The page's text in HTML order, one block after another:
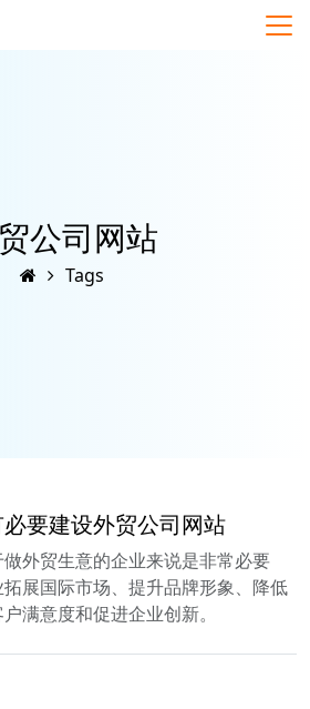
公司网站
Tags
要建设外贸公司网站
外贸生意的企业来说是非常必要
展国际市场、提升品牌形象、降低
满意度和促进企业创新。